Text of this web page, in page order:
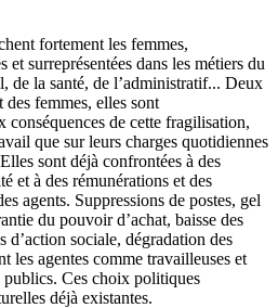
fortement les femmes,
et surreprésentées dans les métiers du
de la santé, de l’administratif... Deux
des femmes, elles sont
conséquences de cette fragilisation,
que sur leurs charges quotidiennes
sont déjà confrontées à des
et à des rémunérations et des
agents. Suppressions de postes, gel
du pouvoir d’achat, baisse des
sociale, dégradation des
les agentes comme travailleuses et
publics. Ces choix politiques
déjà existantes.